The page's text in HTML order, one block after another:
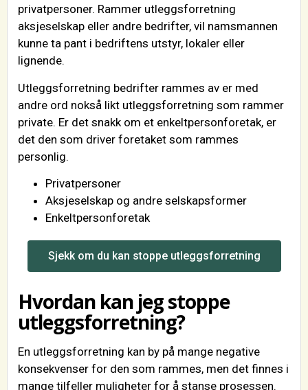
privatpersoner. Rammer utleggsforretning
aksjeselskap eller andre bedrifter, vil namsmannen
kunne ta pant i bedriftens utstyr, lokaler eller
lignende.
Utleggsforretning bedrifter rammes av er med
andre ord nokså likt utleggsforretning som rammer
private. Er det snakk om et enkeltpersonforetak, er
det den som driver foretaket som rammes
personlig.
Privatpersoner
Aksjeselskap og andre selskapsformer
Enkeltpersonforetak
Sjekk om du kan stoppe utleggsforretning
Hvordan kan jeg stoppe
utleggsforretning?
En utleggsforretning kan by på mange negative
konsekvenser for den som rammes, men det finnes i
mange tilfeller muligheter for å stanse prosessen.